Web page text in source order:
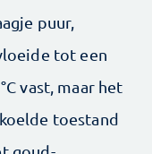
puur,
tot een
vast, maar het
toestand